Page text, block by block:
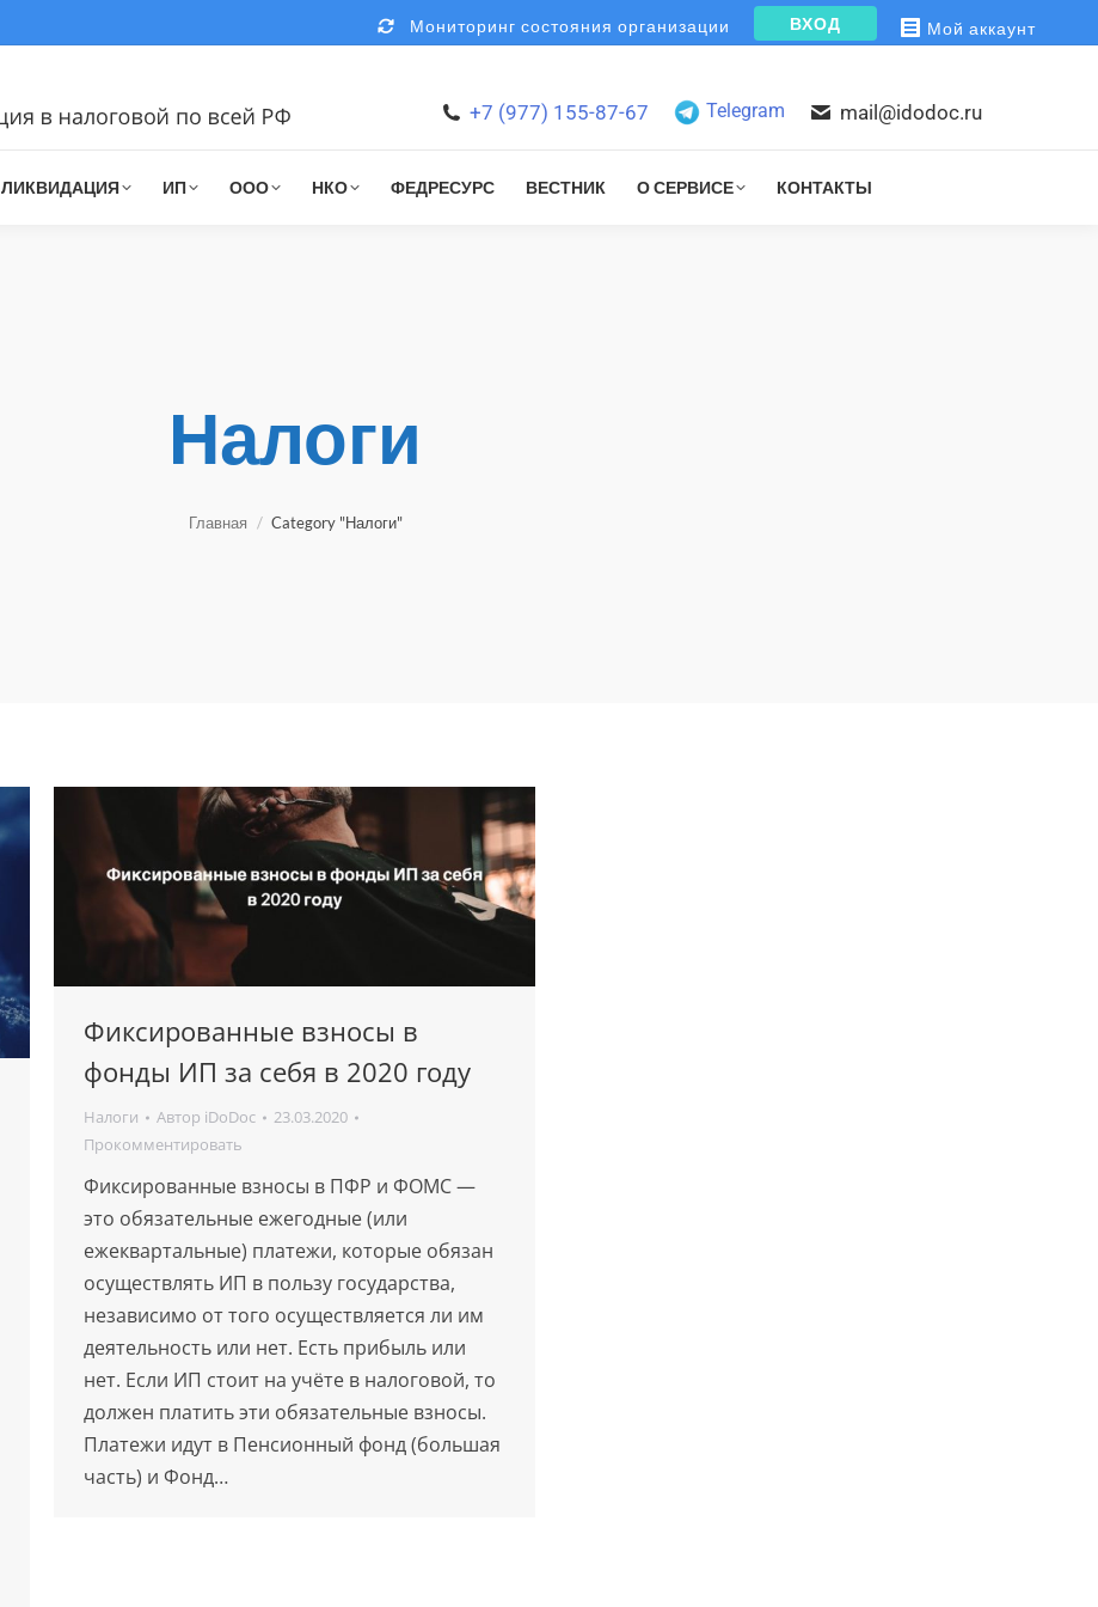
Мониторинг состояния организации ВХОД Мой аккаунт
+7 (977) 155-87-67 Telegram mail@idodoc.ru
ЛИКВИДАЦИЯ ИП ООО НКО ФЕДРЕСУРС ВЕСТНИК О СЕРВИСЕ КОНТАКТЫ
Налоги
Главная Category "Налоги"
Фиксированные взносы в
фонды ИП за себя в 2020 году
Налоги Автор iDoDoc
23.03.2020
Прокомментировать
Фиксированные взносы в ПФР и ФОМС —
это обязательные ежегодные (или
ежеквартальные) платежи, которые обязан
осуществлять ИП в пользу государства,
независимо от того осуществляется ли им
деятельность или нет. Есть прибыль или
нет. Если ИП стоит на учёте в налоговой, то
должен платить эти обязательные взносы.
Платежи идут в Пенсионный фонд (большая
часть) и Фонд…